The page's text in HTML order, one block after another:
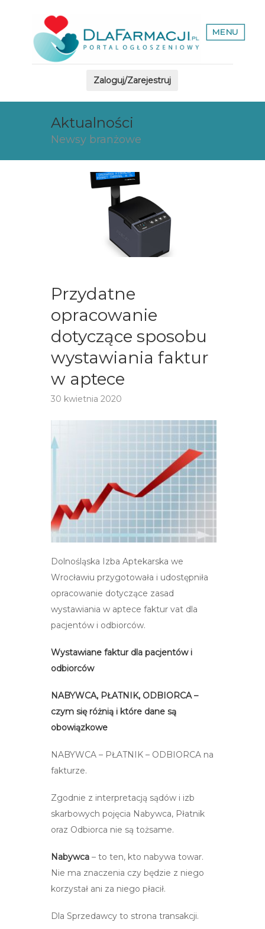
MENU
Zaloguj/Zarejestruj
Aktualności
Newsy branżowe
Przydatne
opracowanie
dotyczące sposobu
wystawiania faktur
w aptece
30 kwietnia 2020
Dolnośląska Izba Aptekarska we
Wrocławiu przygotowała i udostępniła
opracowanie dotyczące zasad
wystawiania w aptece faktur vat dla
pacjentów i odbiorców.
Wystawiane faktur dla pacjentów i
odbiorców
NABYWCA, PŁATNIK, ODBIORCA –
czym się różnią i które dane są
obowiązkowe
NABYWCA – PŁATNIK – ODBIORCA na
fakturze.
Zgodnie z interpretacją sądów i izb
skarbowych pojęcia Nabywca, Płatnik
oraz Odbiorca nie są tożsame.
Nabywca – to ten, kto nabywa towar.
Nie ma znaczenia czy będzie z niego
korzystał ani za niego płacił.
Dla Sprzedawcy to strona transakcji.